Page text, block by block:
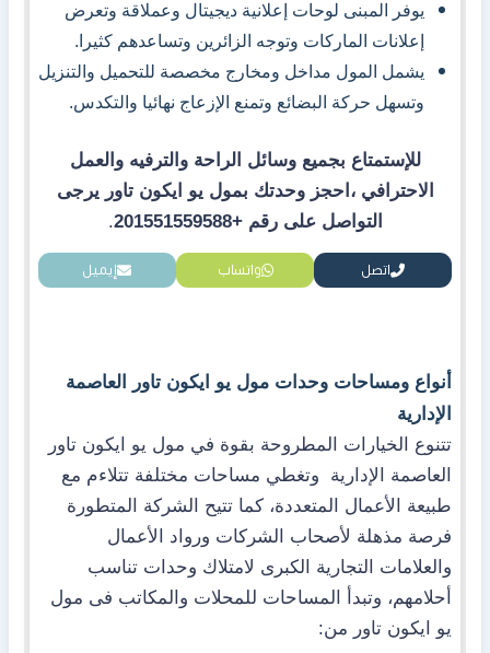
يوفر المبنى لوحات إعلانية ديجيتال وعملاقة وتعرض
إعلانات الماركات وتوجه الزائرين وتساعدهم كثيرا.
يشمل المول مداخل ومخارج مخصصة للتحميل والتنزيل
وتسهل حركة البضائع وتمنع الإزعاج نهائيا والتكدس.
للإستمتاع بجميع وسائل الراحة والترفيه والعمل
الاحترافي ،احجز وحدتك بمول يو ايكون تاور يرجى
التواصل على رقم +201551559588
.
اتصل واتساب إيميل
أنواع ومساحات وحدات مول يو ايكون تاور العاصمة
الإدارية
تتنوع الخيارات المطروحة بقوة في مول يو ايكون تاور
العاصمة الإدارية وتغطي مساحات مختلفة تتلاءم مع
طبيعة الأعمال المتعددة، كما تتيح الشركة المتطورة
فرصة مذهلة لأصحاب الشركات ورواد الأعمال
والعلامات التجارية الكبرى لامتلاك وحدات تناسب
أحلامهم، وتبدأ المساحات للمحلات والمكاتب فى مول
يو ايكون تاور من: